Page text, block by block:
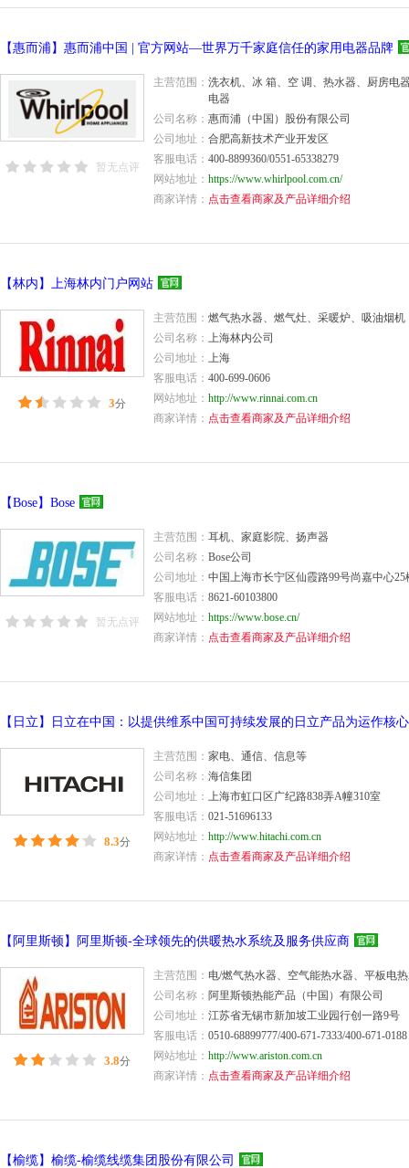
【惠而浦】惠而浦中国 | 官方网站—世界万千家庭信任的家用电器品牌
暂无点评
主营范围：洗衣机、冰 箱、空 调、热水器、厨房电
电器
公司名称：惠而浦（中国）股份有限公司
公司地址：合肥高新技术产业开发区
客服电话：400-8899360/0551-65338279
网站地址：https://www.whirlpool.com.cn/
商家详情： 点击查看商家及产品详细介绍
【林内】上海林内门户网站
3分
主营范围：燃气热水器、燃气灶、采暖炉、吸油烟机
公司名称：上海林内公司
公司地址：上海
客服电话：400-699-0606
网站地址：http://www.rinnai.com.cn
商家详情： 点击查看商家及产品详细介绍
【Bose】Bose
暂无点评
主营范围：耳机、家庭影院、扬声器
公司名称：Bose公司
公司地址：中国上海市长宁区仙霞路99号尚嘉中心25
客服电话：8621-60103800
网站地址：https://www.bose.cn/
商家详情： 点击查看商家及产品详细介绍
【日立】日立在中国：以提供维系中国可持续发展的日立产品为运作核心
8.3分
主营范围：家电、通信、信息等
公司名称：海信集团
公司地址：上海市虹口区广纪路838弄A幢310室
客服电话：021-51696133
网站地址：http://www.hitachi.com.cn
商家详情： 点击查看商家及产品详细介绍
【阿里斯顿】阿里斯顿-全球领先的供暖热水系统及服务供应商
3.8分
主营范围： 电/燃气热水器、空气能热水器、平板电
公司名称： 阿里斯顿热能产品（中国）有限公司
公司地址：江苏省无锡市新加坡工业园行创一路9号
客服电话：0510-68899777/400-671-7333/400-671-0188
网站地址：http://www.ariston.com.cn
商家详情： 点击查看商家及产品详细介绍
【榆缆】榆缆-榆缆线缆集团股份有限公司